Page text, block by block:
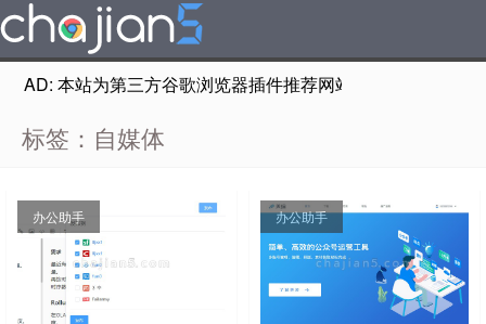
AD: 本站为第三方谷歌浏览器插件推荐网站，非Google
标签：自媒体
办公助手 办公助手